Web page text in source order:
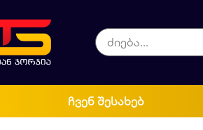
ჩვენ შესახებ